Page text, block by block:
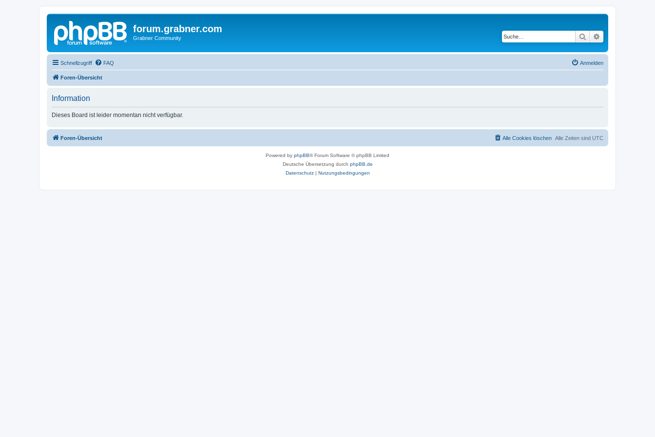
forum.grabner.com
Grabner Community Suche
Schnellzugriff FAQ Anmelden
Foren-Übersicht
Information
Dieses Board ist leider momentan nicht verfügbar.
Foren-Übersicht Alle Zeiten sind UTC
Alle Cookies löschen
Powered by phpBB® Forum Software © phpBB Limited
Deutsche Übersetzung durch phpBB.de
Datenschutz| Nutzungsbedingungen